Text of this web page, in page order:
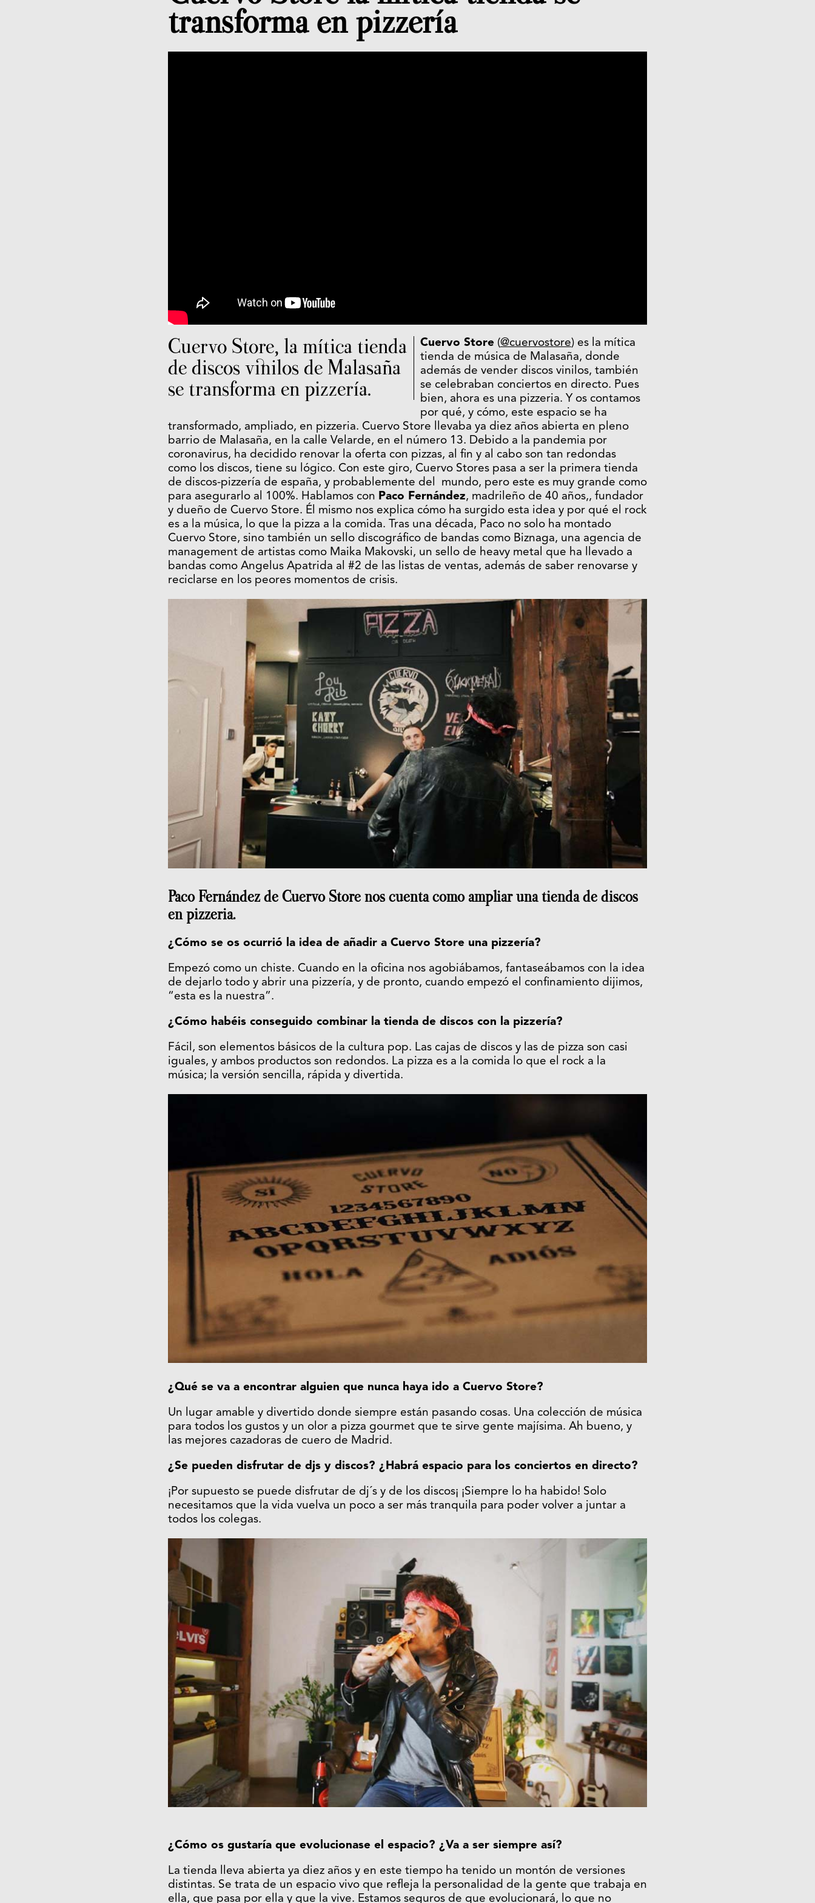
transforma en pizzería
Cuervo Store, la mítica tienda
de discos vinilos de Malasaña
se transforma en pizzería.
Cuervo Store (@cuervostore) es la mítica
tienda de música de Malasaña, donde
además de vender discos vinilos, también
se celebraban conciertos en directo. Pues
bien, ahora es una pizzeria. Y os contamos
por qué, y cómo, este espacio se ha
transformado, ampliado, en pizzeria. Cuervo Store llevaba ya diez años abierta en pleno
barrio de Malasaña, en la calle Velarde, en el número 13. Debido a la pandemia por
coronavirus, ha decidido renovar la oferta con pizzas, al fin y al cabo son tan redondas
como los discos, tiene su lógico. Con este giro, Cuervo Stores pasa a ser la primera tienda
de discos-pizzería de españa, y probablemente del mundo, pero este es muy grande como
para asegurarlo al 100%. Hablamos con Paco Fernández, madrileño de 40 años,, fundador
y dueño de Cuervo Store. Él mismo nos explica cómo ha surgido esta idea y por qué el rock
es a la música, lo que la pizza a la comida. Tras una década, Paco no solo ha montado
Cuervo Store, sino también un sello discográfico de bandas como Biznaga, una agencia de
management de artistas como Maika Makovski, un sello de heavy metal que ha llevado a
bandas como Angelus Apatrida al #2 de las listas de ventas, además de saber renovarse y
reciclarse en los peores momentos de crisis.
Paco Fernández de Cuervo Store nos cuenta como ampliar una tienda de discos
en pizzeria.
¿Cómo se os ocurrió la idea de añadir a Cuervo Store una pizzería?
Empezó como un chiste. Cuando en la oficina nos agobiábamos, fantaseábamos con la idea
de dejarlo todo y abrir una pizzería, y de pronto, cuando empezó el confinamiento dijimos,
“esta es la nuestra”.
¿Cómo habéis conseguido combinar la tienda de discos con la pizzería?
Fácil, son elementos básicos de la cultura pop. Las cajas de discos y las de pizza son casi
iguales, y ambos productos son redondos. La pizza es a la comida lo que el rock a la
música; la versión sencilla, rápida y divertida.
¿Qué se va a encontrar alguien que nunca haya ido a Cuervo Store?
Un lugar amable y divertido donde siempre están pasando cosas. Una colección de música
para todos los gustos y un olor a pizza gourmet que te sirve gente majísima. Ah bueno, y
las mejores cazadoras de cuero de Madrid.
¿Se pueden disfrutar de djs y discos? ¿Habrá espacio para los conciertos en directo?
¡Por supuesto se puede disfrutar de dj´s y de los discos¡ ¡Siempre lo ha habido! Solo
necesitamos que la vida vuelva un poco a ser más tranquila para poder volver a juntar a
todos los colegas.
¿Cómo os gustaría que evolucionase el espacio? ¿Va a ser siempre así?
La tienda lleva abierta ya diez años y en este tiempo ha tenido un montón de versiones
distintas. Se trata de un espacio vivo que refleja la personalidad de la gente que trabaja en
ella, que pasa por ella y que la vive. Estamos seguros de que evolucionará, lo que no